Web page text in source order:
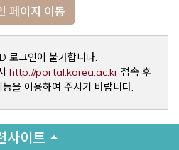
페이지 이동
로그인이 불가합니다.
http://portal.korea.ac.krOpens a
접속 후
을 이용하여 주시기 바랍니다.
사이트